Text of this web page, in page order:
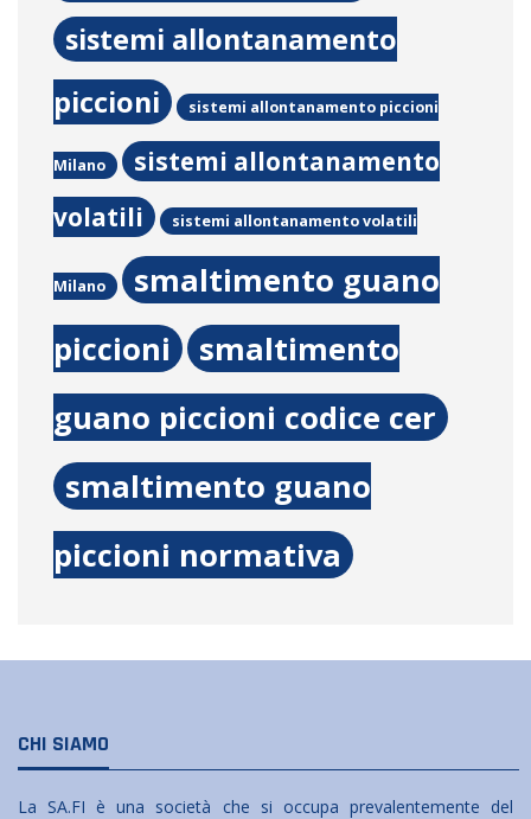
sistemi allontanamento
piccioni
sistemi allontanamento piccioni
Milano
sistemi allontanamento
volatili
sistemi allontanamento volatili
Milano
smaltimento guano
piccioni
smaltimento
guano piccioni codice cer
smaltimento guano
piccioni normativa
CHI SIAMO
La SA.FI è una società che si occupa prevalentemente del